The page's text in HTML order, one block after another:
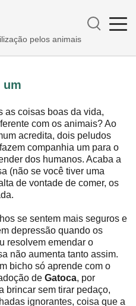
pelos animais
um
as coisas boas da vida,
com os animais? Ao
acredita, dois peludos
companhia um para o
dos humanos. Acaba a
(não se você tiver uma
de vontade de comer, os
se sentem mais seguros e
depressão quando os
resolvem emendar o
não aumenta tanto assim.
bicho só aprende com o
de Gatoca, por
brincar sem tirar pedaço,
ignorantes, coisa que a